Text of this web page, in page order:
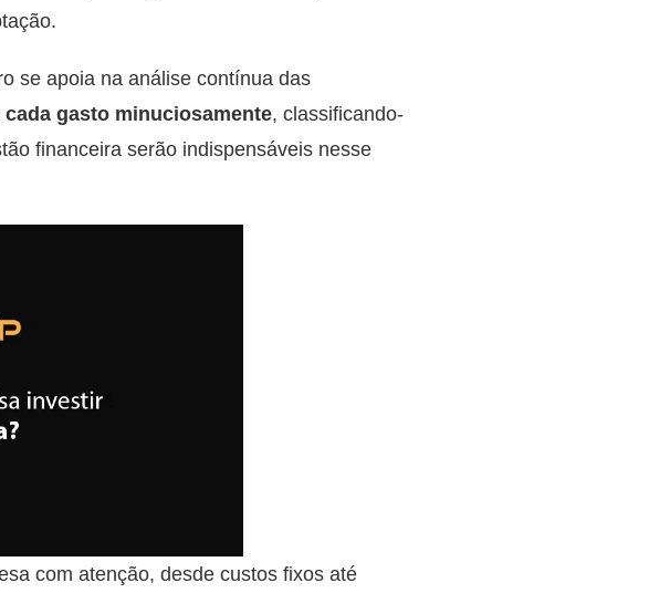
se apoia na análise contínua das
cada gasto minuciosamente, classificando-
financeira serão indispensáveis nesse
com atenção, desde custos fixos até